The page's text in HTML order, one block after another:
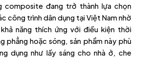
composite đang trở thành lựa chọn
công trình dân dụng tại Việt Nam nhờ
năng thích ứng với điều kiện thời
phẳng hoặc sóng, sản phẩm này phù
dụng như lấy sáng cho nhà ở, che